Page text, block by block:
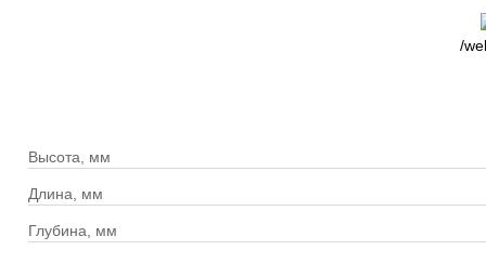
/
Высота, мм
Длина, мм
Глубина, мм